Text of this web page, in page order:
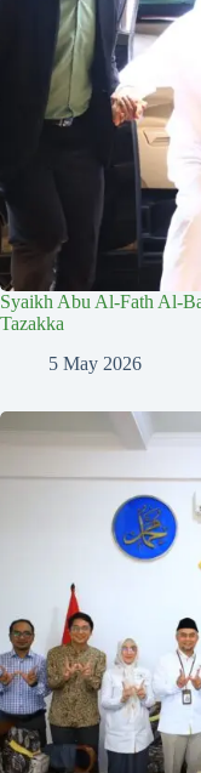
Syaikh Abu Al-Fath Al-
Tazakka
5 May 2026